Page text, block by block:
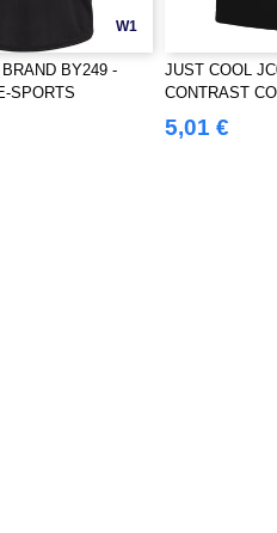
W1
BY249 -
SPORTS
JUST COOL
CONTRAST
5,01 €